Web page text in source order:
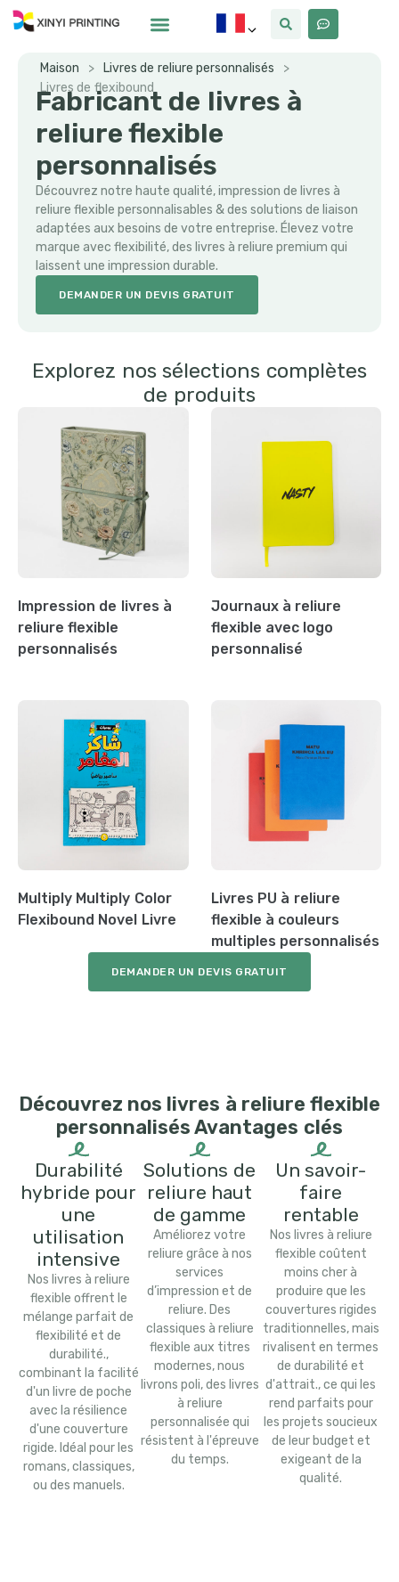
Maison > Livres de reliure personnalisés
>
Livres de flexibound
Fabricant de livres à
reliure flexible
personnalisés
Découvrez notre haute qualité, impression de livres à
reliure flexible personnalisables & des solutions de liaison
adaptées aux besoins de votre entreprise. Élevez votre
marque avec flexibilité, des livres à reliure premium qui
laissent une impression durable.
DEMANDER UN DEVIS GRATUIT
Explorez nos sélections complètes
de produits
Impression de livres à
reliure flexible
personnalisés
Journaux à reliure
flexible avec logo
personnalisé
Multiply Multiply Color
Flexibound Novel Livre
Livres PU à reliure
flexible à couleurs
multiples personnalisés
DEMANDER UN DEVIS GRATUIT
Découvrez nos livres à reliure flexible
personnalisés Avantages clés
Durabilité
hybride pour
une
utilisation
intensive
Nos livres à reliure
flexible offrent le
mélange parfait de
flexibilité et de
durabilité.,
combinant la facilité
d'un livre de poche
avec la résilience
d'une couverture
rigide. Idéal pour les
romans, classiques,
ou des manuels.
Solutions de
reliure haut
de gamme
Améliorez votre
reliure grâce à nos
services
d’impression et de
reliure. Des
classiques à reliure
flexible aux titres
modernes, nous
livrons poli, des livres
à reliure
personnalisée qui
résistent à l'épreuve
du temps.
Un savoir-
faire
rentable
Nos livres à reliure
flexible coûtent
moins cher à
produire que les
couvertures rigides
traditionnelles, mais
rivalisent en termes
de durabilité et
d'attrait., ce qui les
rend parfaits pour
les projets soucieux
de leur budget et
exigeant de la
qualité.